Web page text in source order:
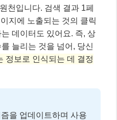
천입니다. 검색 결과 1페
지에 노출되는 것의 클릭
데이터도 있어요. 즉, 상
늘리는 것을 넘어, 당신
정보로 인식되는 데 결정
을 업데이트하며 사용